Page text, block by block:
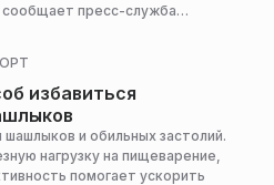
сообщает пресс-служба
избавиться
и обильных застолий.
нагрузку на пищеварение,
помогает ускорить